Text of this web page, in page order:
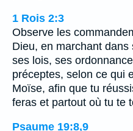
1 Rois 2:3
Observe les
Dieu, en marchant
ses lois, ses
préceptes, selon ce qui
Moïse, afin que tu
feras et partout où tu te
Psaume 19:8,9